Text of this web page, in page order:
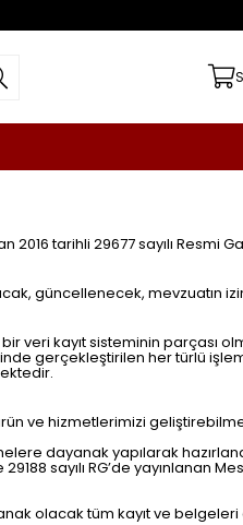
tarihli 29677 sayılı Resmi
güncellenecek, mevzuatın
veri kayıt sisteminin parçası
gerçekleştirilen her türlü
ve hizmetlerimizi
dayanak yapılarak
29188 sayılı RG’de yayınlanan
olacak tüm kayıt ve